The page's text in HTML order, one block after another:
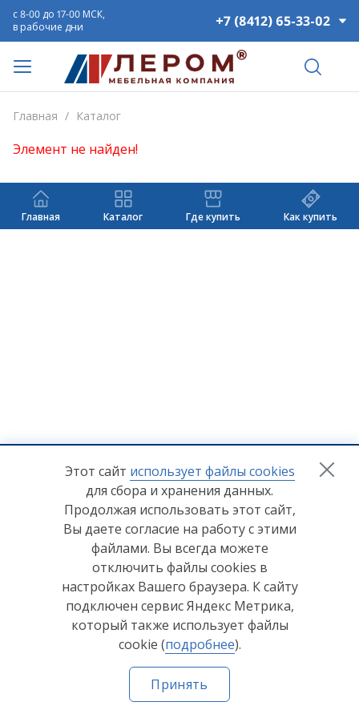
+7 (8412) 65-33-02
с 8-00 до 17-00 МСК,
в рабочие дни
Главная / Каталог
Элемент не найден!
Главная Каталог Где купить Как купить
+7 (8412) 65-33-00
info@lerom.ru
Согласие на обработку персональных данных
Политика конфиденциальности
Согласие на обработку персональных данных Яндекс
© ООО "Мебельная компания "Лером" 2026
Пенза-Онлайн
Этот сайт использует файлы cookies
для сбора и хранения данных.
Продолжая использовать этот сайт,
Вы даете согласие на работу с этими
файлами. Вы всегда можете
отключить файлы cookies в
настройках Вашего браузера. К сайту
подключен сервис Яндекс Метрика,
который также использует файлы
cookie (подробнее).
Принять